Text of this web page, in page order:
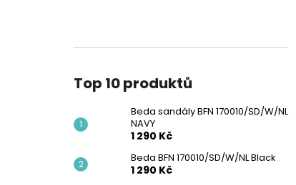
Top 10 produktů
Beda sandály BFN 170010/SD/W/NL
NAVY
1 290 Kč
Beda BFN 170010/SD/W/NL Black
1 290 Kč